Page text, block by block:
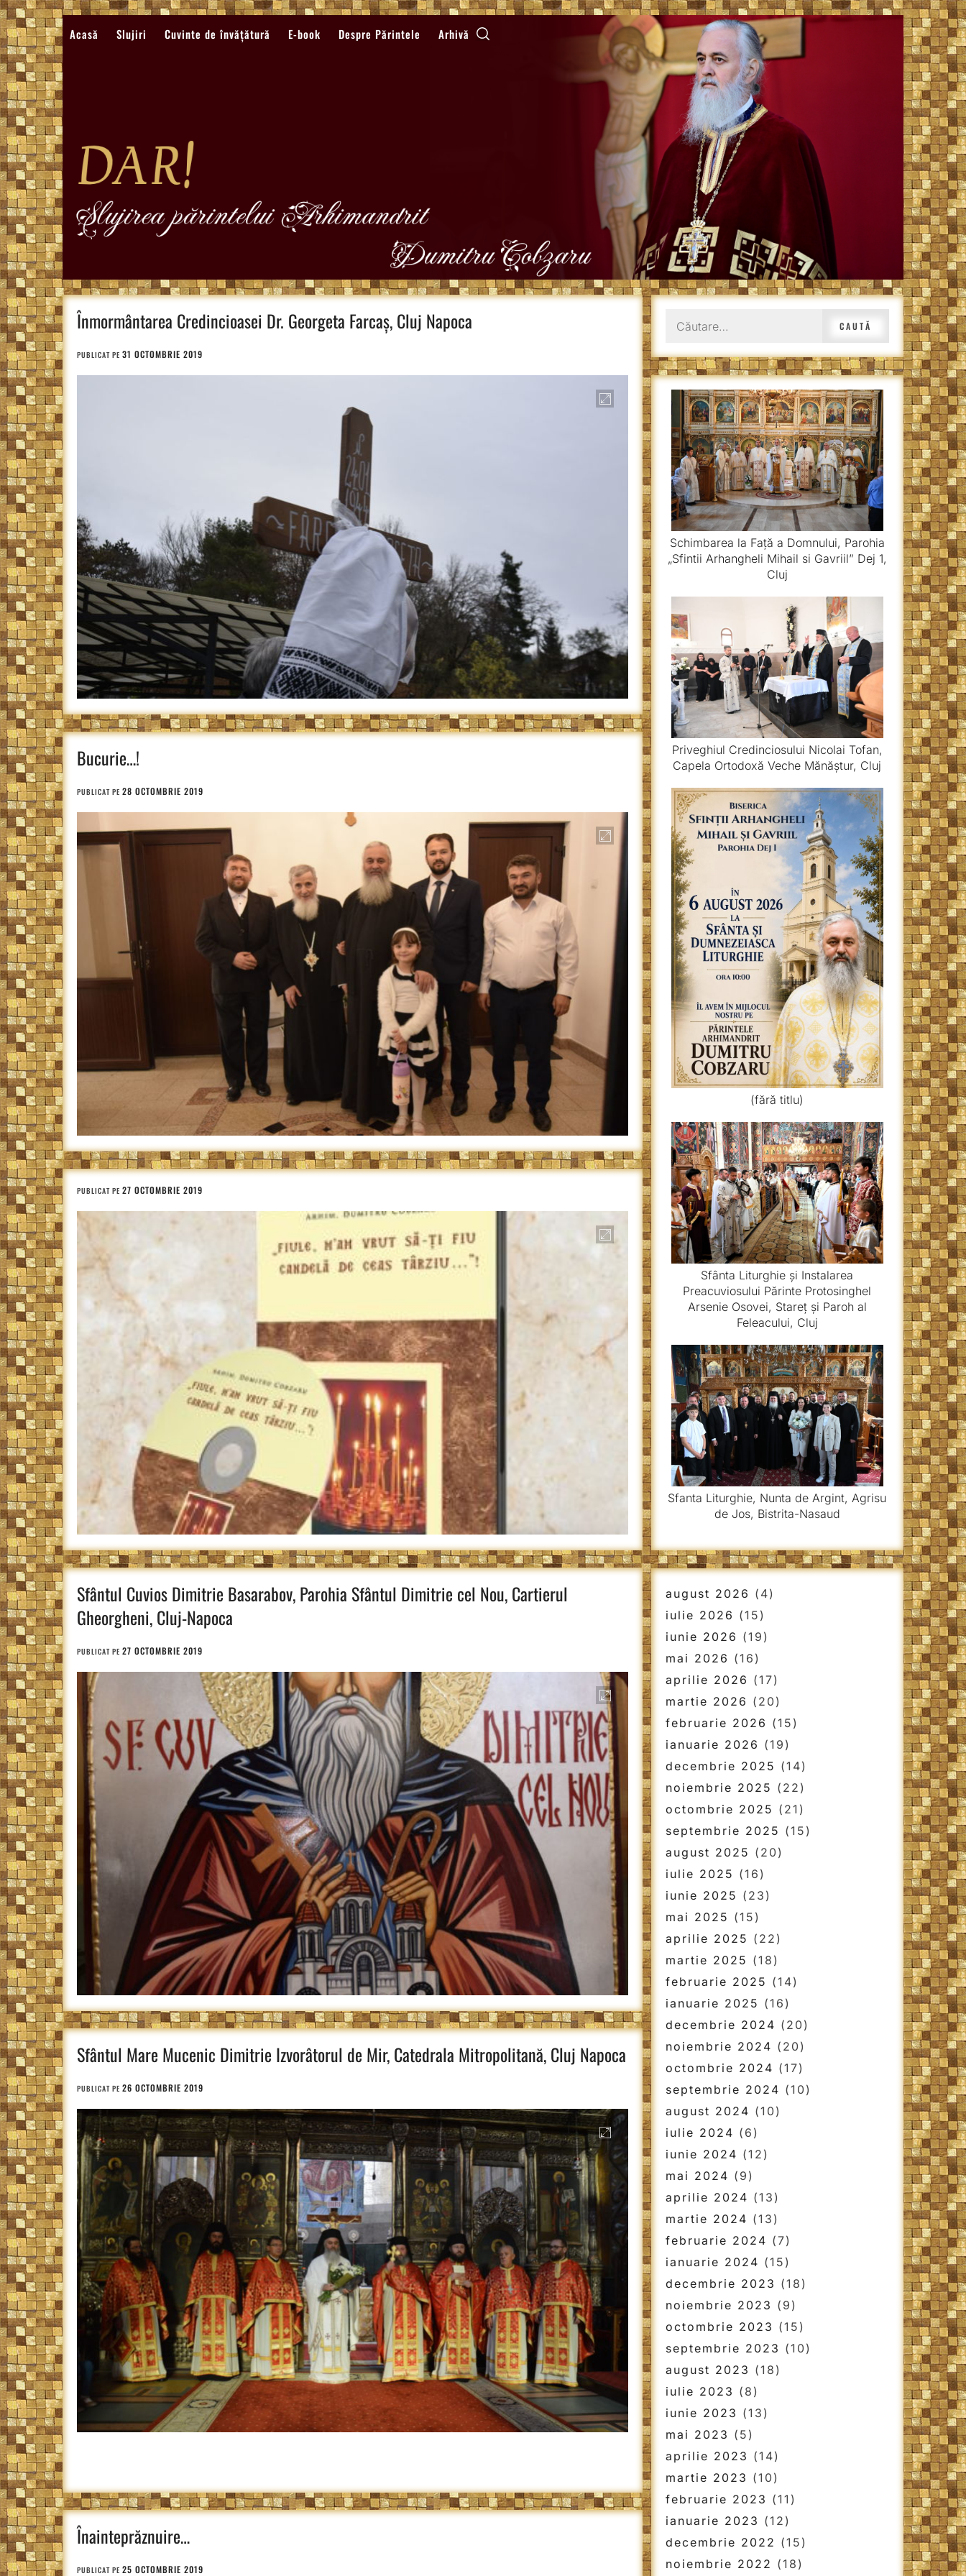
Sari
la
conținut
Acasă Slujiri Cuvinte de învățătură E-book Despre Părintele Arhivă
Înmormântarea Credincioasei Dr. Georgeta Farcaș, Cluj Napoca
PUBLICAT PE 31 OCTOMBRIE 2019
Bucurie…!
PUBLICAT PE 28 OCTOMBRIE 2019
PUBLICAT PE 27 OCTOMBRIE 2019
Sfântul Cuvios Dimitrie Basarabov, Parohia Sfântul Dimitrie cel Nou, Cartierul
Gheorgheni, Cluj-Napoca
PUBLICAT PE 27 OCTOMBRIE 2019
Sfântul Mare Mucenic Dimitrie Izvorâtorul de Mir, Catedrala Mitropolitană, Cluj Napoca
PUBLICAT PE 26 OCTOMBRIE 2019
Înainteprăznuire…
PUBLICAT PE 25 OCTOMBRIE 2019
după:
Schimbarea la Față a Domnului, Parohia
„Sfintii Arhangheli Mihail si Gavriil” Dej 1,
Cluj
Priveghiul Credinciosului Nicolai Tofan,
Capela Ortodoxă Veche Mănăștur, Cluj
(fără titlu)
Sfânta Liturghie și Instalarea
Preacuviosului Părinte Protosinghel
Arsenie Osovei, Stareț și Paroh al
Feleacului, Cluj
Sfanta Liturghie, Nunta de Argint, Agrisu
de Jos, Bistrita-Nasaud
august 2026 (4)
iulie 2026 (15)
iunie 2026 (19)
mai 2026 (16)
aprilie 2026 (17)
martie 2026 (20)
februarie 2026 (15)
ianuarie 2026 (19)
decembrie 2025 (14)
noiembrie 2025 (22)
octombrie 2025 (21)
septembrie 2025 (15)
august 2025 (20)
iulie 2025 (16)
iunie 2025 (23)
mai 2025 (15)
aprilie 2025 (22)
martie 2025 (18)
februarie 2025 (14)
ianuarie 2025 (16)
decembrie 2024 (20)
noiembrie 2024 (20)
octombrie 2024 (17)
septembrie 2024 (10)
august 2024 (10)
iulie 2024 (6)
iunie 2024 (12)
mai 2024 (9)
aprilie 2024 (13)
martie 2024 (13)
februarie 2024 (7)
ianuarie 2024 (15)
decembrie 2023 (18)
noiembrie 2023 (9)
octombrie 2023 (15)
septembrie 2023 (10)
august 2023 (18)
iulie 2023 (8)
iunie 2023 (13)
mai 2023 (5)
aprilie 2023 (14)
martie 2023 (10)
februarie 2023 (11)
ianuarie 2023 (12)
decembrie 2022 (15)
noiembrie 2022 (18)